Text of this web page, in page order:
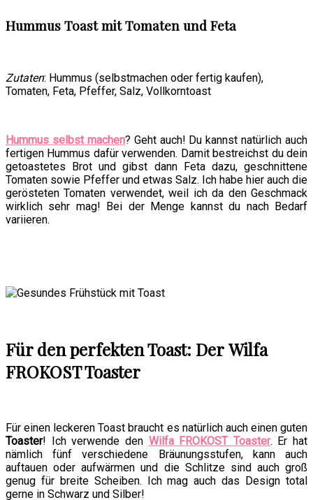
Hummus Toast mit Tomaten und Feta
Zutaten: Hummus (selbstmachen oder fertig kaufen),
Tomaten, Feta, Pfeffer, Salz, Vollkorntoast
Hummus selbst machen? Geht auch! Du kannst natürlich auch
fertigen Hummus dafür verwenden. Damit bestreichst du dein
getoastetes Brot und gibst dann Feta dazu, geschnittene
Tomaten sowie Pfeffer und etwas Salz. Ich habe hier auch die
gerösteten Tomaten verwendet, weil ich da den Geschmack
wirklich sehr mag! Bei der Menge kannst du nach Bedarf
variieren.
Für den perfekten Toast: DerWilfa
FROKOST Toaster
Für einen leckeren Toast braucht es natürlich auch einen guten
Toaster! Ich verwende den Wilfa FROKOST Toaster. Er hat
nämlich fünf verschiedene Bräunungsstufen, kann auch
auftauen oder aufwärmen und die Schlitze sind auch groß
genug für breite Scheiben. Ich mag auch das Design total
gerne in Schwarz und Silber!